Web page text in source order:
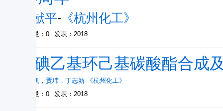
姚献平- 《杭州化工》
被引量：0 发表：2018
1-碘乙基环己基碳酸酯合成
曹卫凯 ， 贾玮 ， 丁志新- 《杭州化工》
被引量：0
发表：2018